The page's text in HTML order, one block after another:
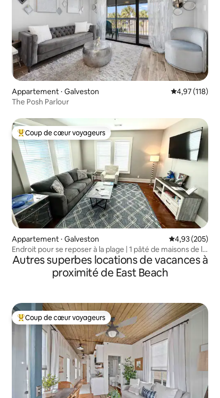
Appartement ⋅ Galveston Évaluation
4,97 (118)
The Posh Parlour
Coups de cœur voyageurs les plus appréciés
Coup de cœur voyageurs
Appartement ⋅ Galveston Évaluation
4,93 (205)
Endroit pour se reposer à la plage | 1 pâté de maisons de la
plage | Zone sûre
Autres superbes locations de vacances à
proximité de East Beach
Coups de cœur voyageurs les plus appréciés
Coup de cœur voyageurs